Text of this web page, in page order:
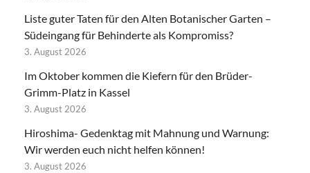
Liste guter Taten für den Alten Botanischer Garten –
Südeingang für Behinderte als Kompromiss?
3. August 2026
Im Oktober kommen die Kiefern für den Brüder-
Grimm-Platz in Kassel
3. August 2026
Hiroshima- Gedenktag mit Mahnung und Warnung:
Wir werden euch nicht helfen können!
3. August 2026